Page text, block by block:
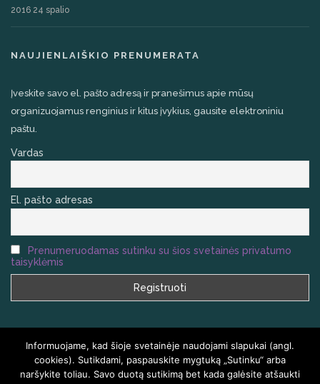
2016 24 spalio
NAUJIENLAIŠKIO PRENUMERATA
Įveskite savo el. pašto adresą ir pranešimus apie mūsų
organizuojamus renginius ir kitus įvykius, gausite elektroniniu
paštu.
Vardas
El. pašto adresas
Prenumeruodamas sutinku su šios svetainės privatumo
taisyklėmis
VISOS TEISĖS SAUGOMOSHOMEAIR.LT
Informuojame, kad šioje svetainėje naudojami slapukai (angl.
cookies). Sutikdami, paspauskite mygtuką „Sutinku“ arba
naršykite toliau. Savo duotą sutikimą bet kada galėsite atšaukti